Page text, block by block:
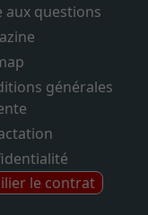
aux questions
générales
le contrat